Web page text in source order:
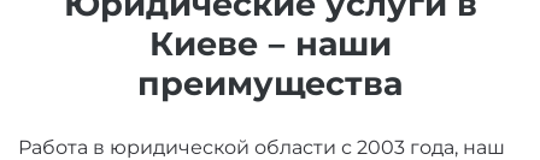
Киеве – наши
преимущества
Работа в юридической области с 2003 года, наш